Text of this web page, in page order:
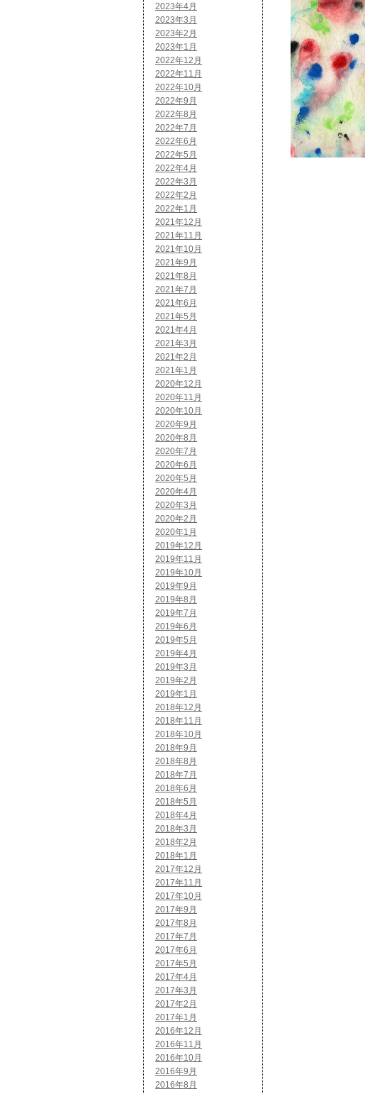
2023年4月
2023年3月
2023年2月
2023年1月
2022年12月
2022年11月
2022年10月
2022年9月
2022年8月
2022年7月
2022年6月
2022年5月
2022年4月
2022年3月
2022年2月
2022年1月
2021年12月
2021年11月
2021年10月
2021年9月
2021年8月
2021年7月
2021年6月
2021年5月
2021年4月
2021年3月
2021年2月
2021年1月
2020年12月
2020年11月
2020年10月
2020年9月
2020年8月
2020年7月
2020年6月
2020年5月
2020年4月
2020年3月
2020年2月
2020年1月
2019年12月
2019年11月
2019年10月
2019年9月
2019年8月
2019年7月
2019年6月
2019年5月
2019年4月
2019年3月
2019年2月
2019年1月
2018年12月
2018年11月
2018年10月
2018年9月
2018年8月
2018年7月
2018年6月
2018年5月
2018年4月
2018年3月
2018年2月
2018年1月
2017年12月
2017年11月
2017年10月
2017年9月
2017年8月
2017年7月
2017年6月
2017年5月
2017年4月
2017年3月
2017年2月
2017年1月
2016年12月
2016年11月
2016年10月
2016年9月
2016年8月